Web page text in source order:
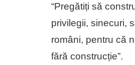
“Pregătiți să
privilegii, sinecuri,
români, pentru că
fără construcție”.